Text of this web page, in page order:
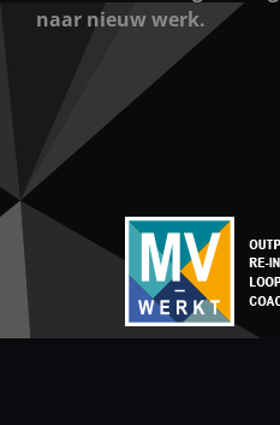
naar nieuw werk.